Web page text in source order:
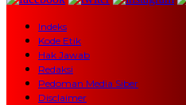
Indeks
Kode Etik
Hak Jawab
Redaksi
Pedoman Media Siber
Disclaimer